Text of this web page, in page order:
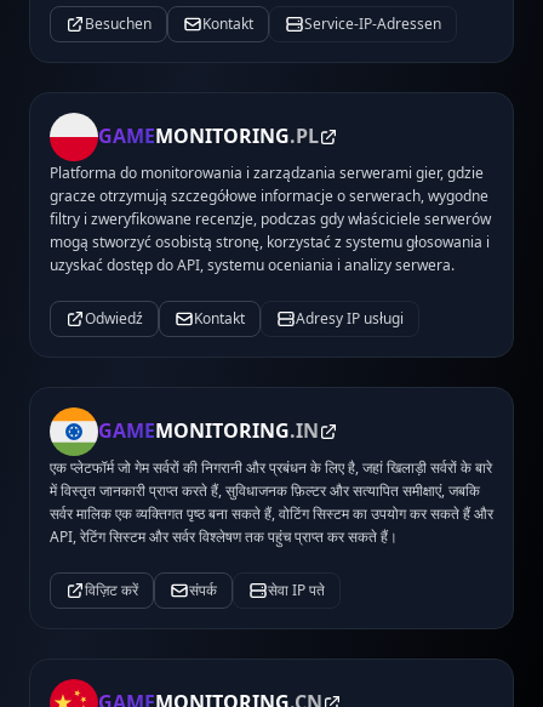
Besuchen Kontakt Service-IP-Adressen
GAMEMONITORING.PL
Platforma do monitorowania i zarządzania serwerami gier, gdzie
gracze otrzymują szczegółowe informacje o serwerach, wygodne
filtry i zweryfikowane recenzje, podczas gdy właściciele serwerów
mogą stworzyć osobistą stronę, korzystać z systemu głosowania i
uzyskać dostęp do API, systemu oceniania i analizy serwera.
Odwiedź Kontakt Adresy IP usługi
GAMEMONITORING.IN
एक प्लेटफॉर्म जो गेम सर्वरों की निगरानी और प्रबंधन के लिए है, जहां खिलाड़ी सर्वरों के बारे
में विस्तृत जानकारी प्राप्त करते हैं, सुविधाजनक फ़िल्टर और सत्यापित समीक्षाएं, जबकि
सर्वर मालिक एक व्यक्तिगत पृष्ठ बना सकते हैं, वोटिंग सिस्टम का उपयोग कर सकते हैं और
API, रेटिंग सिस्टम और सर्वर विश्लेषण तक पहुंच प्राप्त कर सकते हैं।
विज़िट करें संपर्क सेवा IP पते